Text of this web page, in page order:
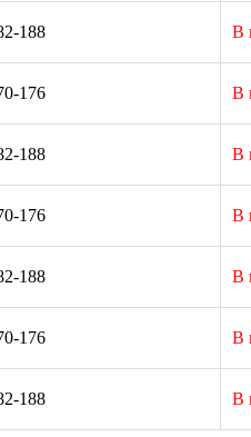
188 В
176 В
188 В
176 В
188 В
176 В
188 В